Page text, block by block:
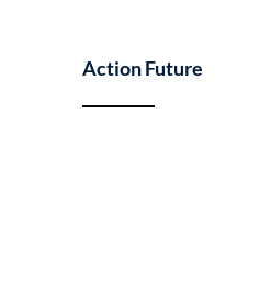
Action Future